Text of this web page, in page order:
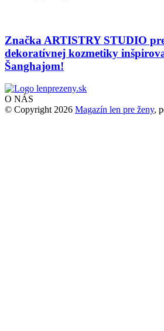
Značka ARTISTRY STUDIO
dekoratívnej kozmetiky
Šanghajom!
O NÁS
© Copyright 2026 Magazín len pre ženy,